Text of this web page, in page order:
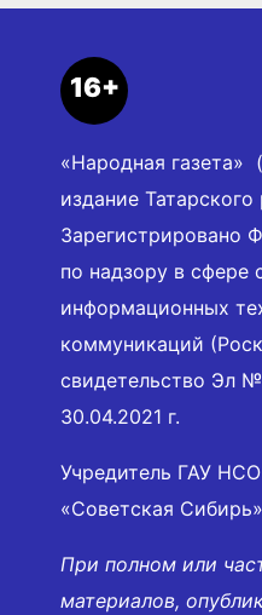
16+
«Народная газета»
издание Татарского
Зарегистрировано
по надзору в сфере
информационных
коммуникаций
свидетельство Эл
30.04.2021 г.
Учредитель ГАУ
«Советская
При полном или
материалов,